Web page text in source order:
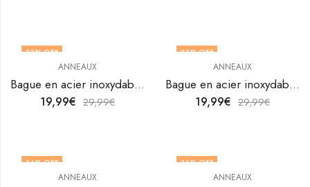
33% OFF
OUT OF STOCK
ANNEAUX
Bague en acier inoxydable plaqué or 18K avec fleur au doigt de V&F Jewelers
19,99€ 29,99€
33% OFF
ANNEAUX
Bague en acier inoxydable plaqué or 18K avec fleur au doigt par V&F Jewellers
19,99€ 29,99€
34% OFF
ANNEAUX
36% OFF
ANNEAUX